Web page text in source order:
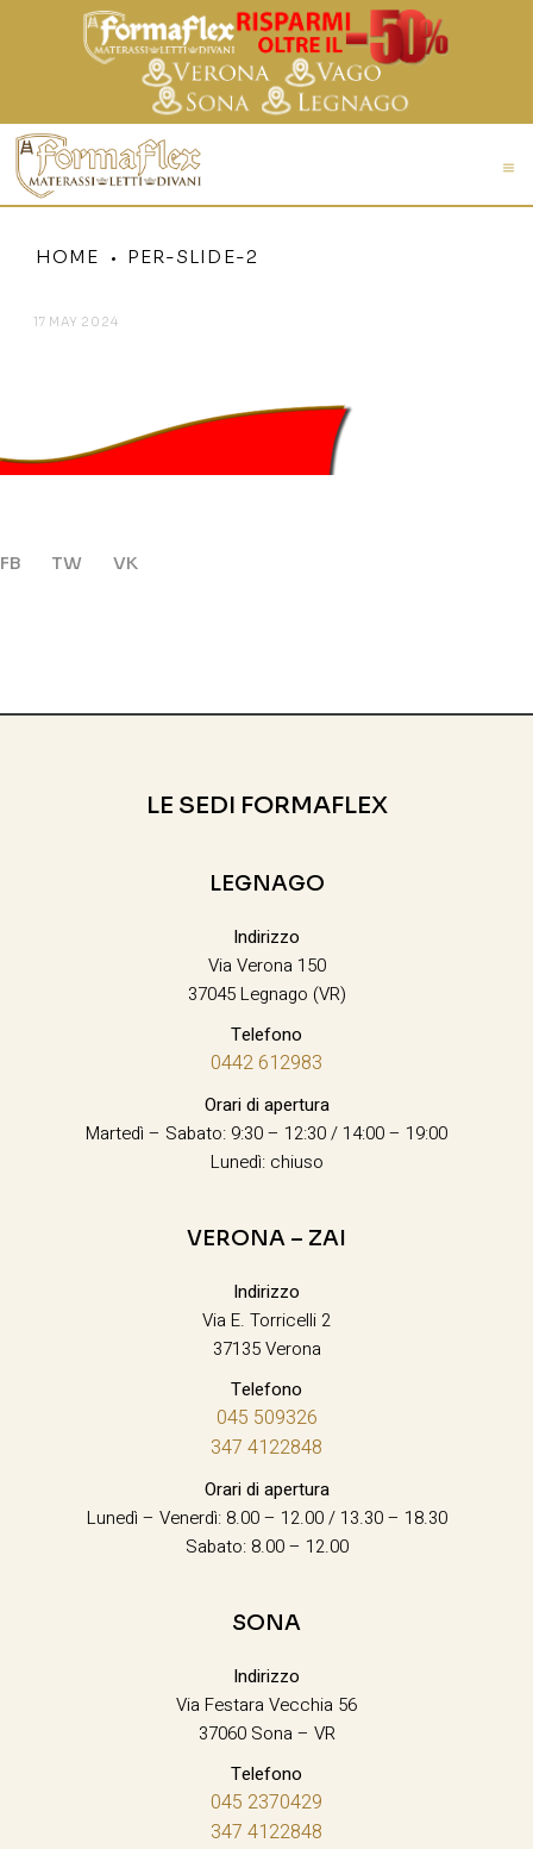
HOME PER-SLIDE-2
17 MAY 2024
FB TW VK
LE SEDI FORMAFLEX
LEGNAGO
Indirizzo
Via Verona 150
37045 Legnago (VR)
Telefono
0442 612983
Orari di apertura
Martedì – Sabato: 9:30 – 12:30 / 14:00 – 19:00
Lunedì: chiuso
VERONA – ZAI
Indirizzo
Via E. Torricelli 2
37135 Verona
Telefono
045 509326
347 4122848
Orari di apertura
Lunedì – Venerdì: 8.00 – 12.00 / 13.30 – 18.30
Sabato: 8.00 – 12.00
SONA
Indirizzo
Via Festara Vecchia 56
37060 Sona – VR
Telefono
045 2370429
347 4122848